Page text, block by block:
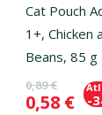
Cat Pouch
1+, Chicken
Beans, 85 g
Oriģinālā
0,89 €
Cena
0,58 € -